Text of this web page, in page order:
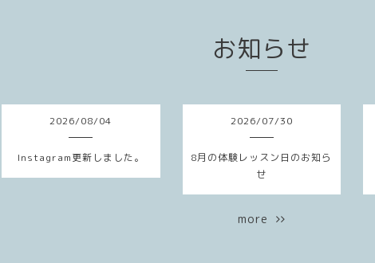
お知らせ
2026/08/04
Instagram更新しました。
2026/07/30
8月の体験レッスン日のお知ら
せ
more